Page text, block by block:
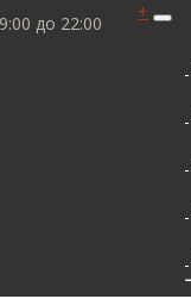
до 22:00
+